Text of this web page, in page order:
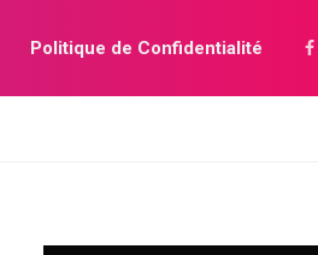
Politique de Confidentialité